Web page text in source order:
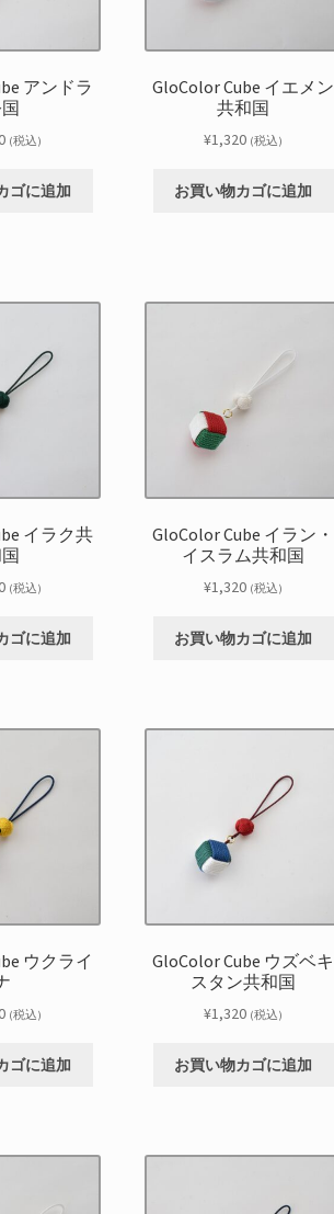
アンドラ
(税込)
ゴに追加
GloColor Cube イエメン
共和国
¥1,320 (税込)
お買い物カゴに追加
イラク共
(税込)
ゴに追加
GloColor Cube イラン・
イスラム共和国
¥1,320 (税込)
お買い物カゴに追加
ウクライ
(税込)
ゴに追加
GloColor Cube ウズベキ
スタン共和国
¥1,320 (税込)
お買い物カゴに追加